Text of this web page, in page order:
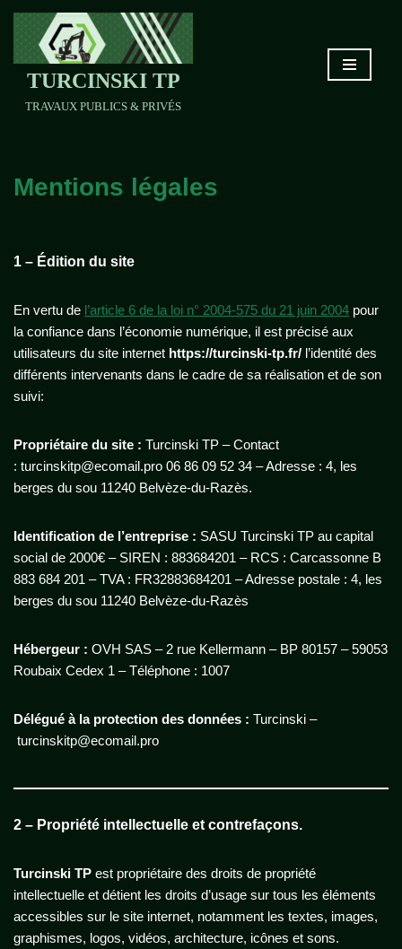
Aller
contenu
TURCINSKI TP
TRAVAUX PUBLICS & PRIVÉS
Mentions légales
1 – Édition du site
En vertu de l’article 6 de la loi n° 2004-575 du 21 juin 2004 pour
la confiance dans l’économie numérique, il est précisé aux
utilisateurs du site internet https://turcinski-tp.fr/ l’identité des
différents intervenants dans le cadre de sa réalisation et de son
suivi:
Propriétaire du site : Turcinski TP – Contact
: turcinskitp@ecomail.pro 06 86 09 52 34 – Adresse : 4, les
berges du sou 11240 Belvèze-du-Razès.
Identification de l’entreprise : SASU Turcinski TP au capital
social de 2000€ – SIREN : 883684201 – RCS : Carcassonne B
883 684 201 – TVA : FR32883684201 – Adresse postale : 4, les
berges du sou 11240 Belvèze-du-Razès
Hébergeur : OVH SAS – 2 rue Kellermann – BP 80157 – 59053
Roubaix Cedex 1 – Téléphone : 1007
Délégué à la protection des données : Turcinski –
turcinskitp@ecomail.pro
2 – Propriété intellectuelle et contrefaçons.
Turcinski TP est propriétaire des droits de propriété
intellectuelle et détient les droits d’usage sur tous les éléments
accessibles sur le site internet, notamment les textes, images,
graphismes, logos, vidéos, architecture, icônes et sons.